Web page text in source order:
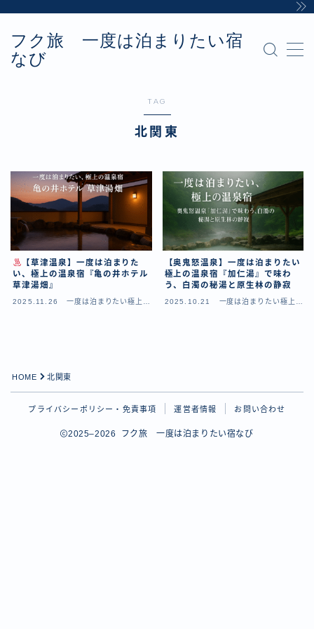
フク旅 一度は泊まりたい宿
なび
MENU
Sample Page
プライバシーポリシー・免責事項
運営者情報
TAG
北関東
【草津温泉】一度は泊まりた
い、極上の温泉宿『亀の井ホテル
草津湯畑』
2025.11.26
一度は泊まりたい極上の
【奥鬼怒温泉】一度は泊まりたい
極上の温泉宿『加仁湯』で味わ
う、白濁の秘湯と原生林の静寂
2025.10.21
一度は泊まりたい極上の
HOME 北関東
プライバシーポリシー・免責事項 運営者情報 お問い合わせ
2025–2026 フク旅 一度は泊まりたい宿なび